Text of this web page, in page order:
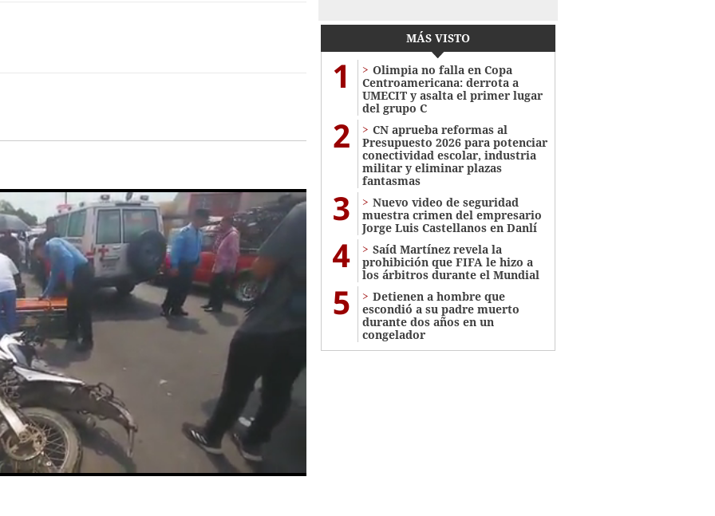
MÁS VISTO
1
Olimpia no falla en Copa
Centroamericana: derrota a
UMECIT y asalta el primer lugar
del grupo C
2
CN aprueba reformas al
Presupuesto 2026 para potenciar
conectividad escolar, industria
militar y eliminar plazas
fantasmas
3
Nuevo video de seguridad
muestra crimen del empresario
Jorge Luis Castellanos en Danlí
4
Saíd Martínez revela la
prohibición que FIFA le hizo a
los árbitros durante el Mundial
5
Detienen a hombre que
escondió a su padre muerto
durante dos años en un
congelador